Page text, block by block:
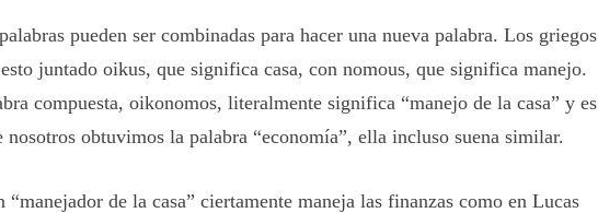
pueden ser combinadas para hacer una nueva palabra. Los griegos
juntado oikus, que significa casa, con nomous, que significa manejo.
compuesta, oikonomos, literalmente significa “manejo de la casa” y es
nosotros obtuvimos la palabra “economía”, ella incluso suena similar.
“manejador de la casa” ciertamente maneja las finanzas como en Lucas